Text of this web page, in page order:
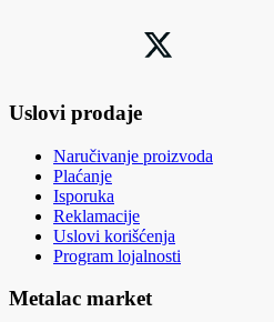
Uslovi prodaje
Naručivanje proizvoda
Plaćanje
Isporuka
Reklamacije
Uslovi korišćenja
Program lojalnosti
Metalac market